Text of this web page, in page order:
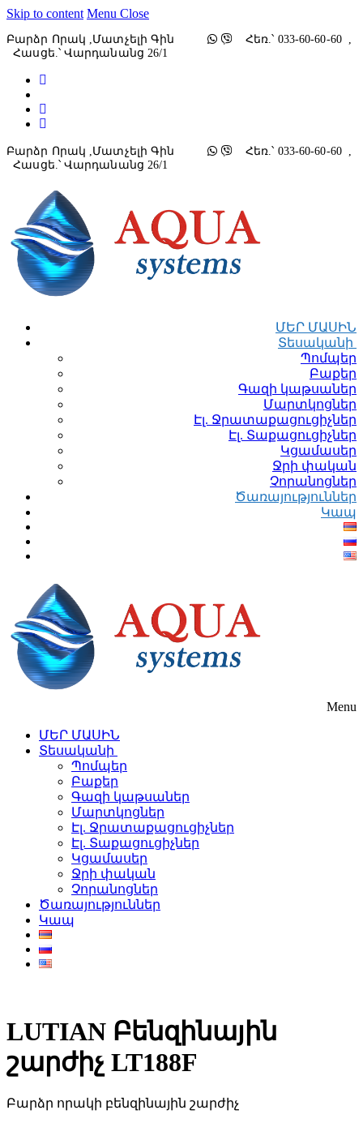
Skip to content Menu Close
Բարձր Որակ ,մատչելի Գին
Հեռ.՝ 033-60-60-60 ,
Հասցե.՝ Վարդանանց 26/1
Բարձր Որակ ,մատչելի Գին
Հեռ.՝ 033-60-60-60 ,
Հասցե.՝ Վարդանանց 26/1
ՄԵՐ ՄԱՍԻՆ
Տեսականի
Պոմպեր
Բաքեր
Գազի կաթսաներ
Մարտկոցներ
Էլ. Ջրատաքացուցիչներ
Էլ. Տաքացուցիչներ
Կցամասեր
Ջրի փական
Չորանոցներ
Ծառայություններ
Կապ
Menu
ՄԵՐ ՄԱՍԻՆ
Տեսականի
Պոմպեր
Բաքեր
Գազի կաթսաներ
Մարտկոցներ
Էլ. Ջրատաքացուցիչներ
Էլ. Տաքացուցիչներ
Կցամասեր
Ջրի փական
Չորանոցներ
Ծառայություններ
Կապ
LUTIAN Բենզինային
շարժիչ LT188F
Բարձր որակի բենզինային շարժիչ